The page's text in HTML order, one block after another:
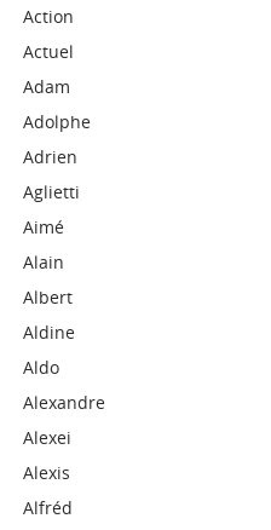
Action
Actuel
Adam
Adolphe
Adrien
Aglietti
Aimé
Alain
Albert
Aldine
Aldo
Alexandre
Alexei
Alexis
Alfréd